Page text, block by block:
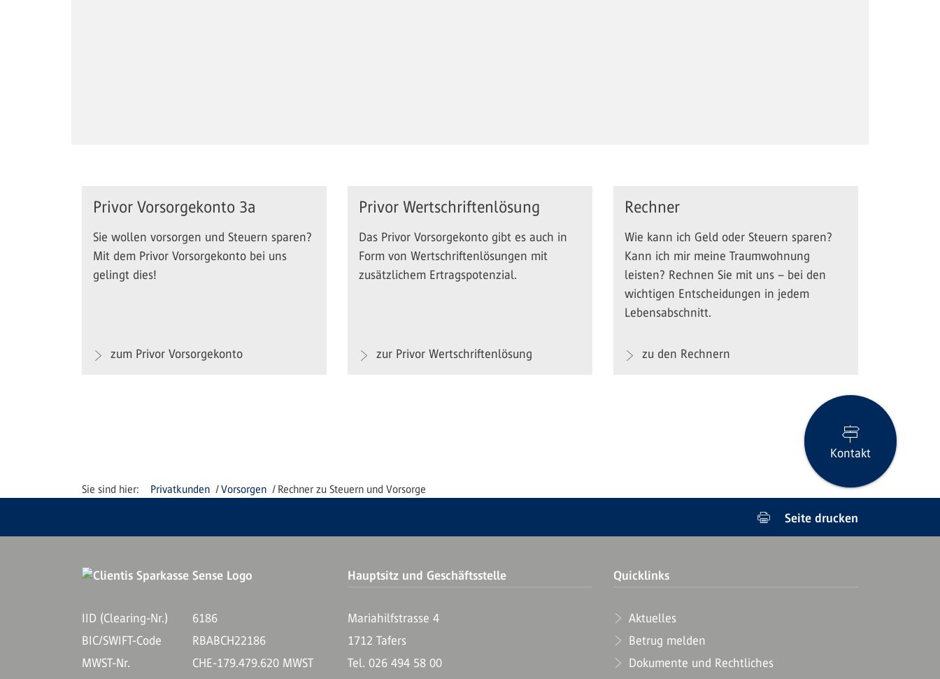
Privor Vorsorgekonto 3a
Sie wollen vorsorgen und Steuern sparen?
Mit dem Privor Vorsorgekonto bei uns
gelingt dies!
zum Privor Vorsorgekonto
Privor Wertschriftenlösung
Das Privor Vorsorgekonto gibt es auch in
Form von Wertschriftenlösungen mit
zusätzlichem Ertragspotenzial.
zur Privor Wertschriftenlösung
Rechner
Wie kann ich Geld oder Steuern sparen?
Kann ich mir meine Traumwohnung
leisten? Rechnen Sie mit uns – bei den
wichtigen Entscheidungen in jedem
Lebensabschnitt.
zu den Rechnern
Privatkunden Vorsorgen Rechner zu Steuern und Vorsorge
Kontakt
Seite drucken
Hauptsitz und Geschäftsstelle Quicklinks
IID (Clearing-Nr.)
6186
BIC/SWIFT-Code
RBABCH22186
MWST-Nr.
CHE-179.479.620 MWST
Mariahilfstrasse 4
1712 Tafers
Tel. 026 494 58 00
Aktuelles
Betrug melden
Dokumente und Rechtliches